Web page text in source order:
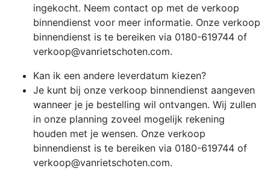
ingekocht. Neem contact op met de verkoop
binnendienst voor meer informatie. Onze verkoop
binnendienst is te bereiken via 0180-619744 of
verkoop@vanrietschoten.com.
Kan ik een andere leverdatum kiezen?
Je kunt bij onze verkoop binnendienst aangeven
wanneer je je bestelling wil ontvangen. Wij zullen
in onze planning zoveel mogelijk rekening
houden met je wensen. Onze verkoop
binnendienst is te bereiken via 0180-619744 of
verkoop@vanrietschoten.com.